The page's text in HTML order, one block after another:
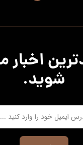
اخبار
شوید.